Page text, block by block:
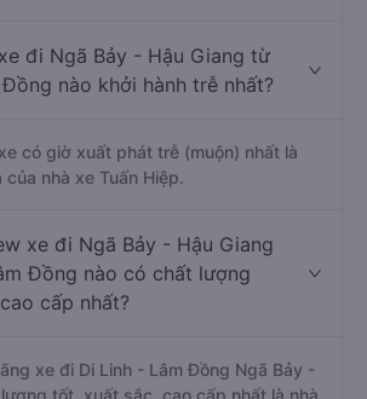
đi Ngã Bảy - Hậu Giang từ
nào khởi hành trễ nhất?
có giờ xuất phát trễ (muộn) nhất là
nhà xe Tuấn Hiệp.
xe đi Ngã Bảy - Hậu Giang
Đồng nào có chất lượng
cấp nhất?
xe đi Di Linh - Lâm Đồng Ngã Bảy -
tốt, xuất sắc, cao cấp nhất là nhà